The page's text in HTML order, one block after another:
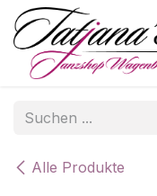
Zum Inhalt springen
Alle Produkte